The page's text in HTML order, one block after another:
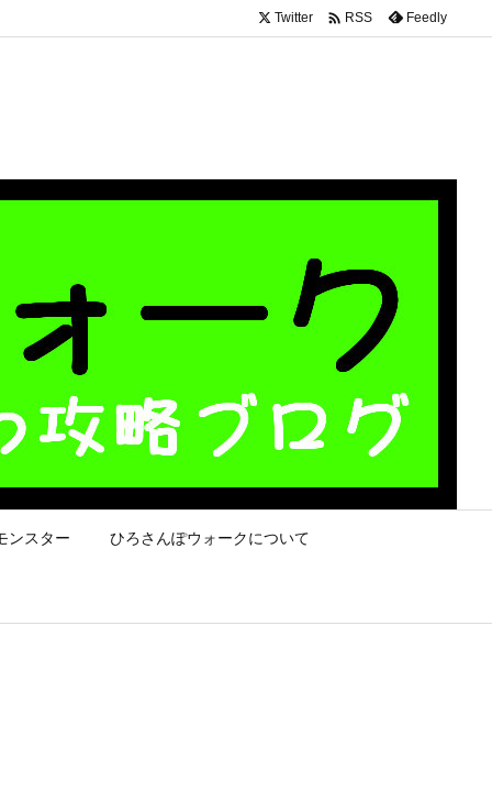
ンスター ひろさんぽウォークについて
Twitter  RSS Feedly